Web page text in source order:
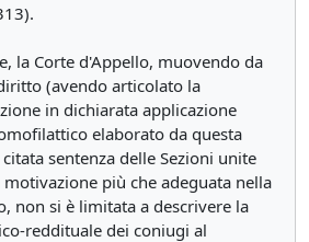
la Corte d'Appello, muovendo da
(avendo articolato la
in dichiarata applicazione
elaborato da questa
sentenza delle Sezioni unite
più che adeguata nella
non si è limitata a descrivere la
reddituale dei coniugi al